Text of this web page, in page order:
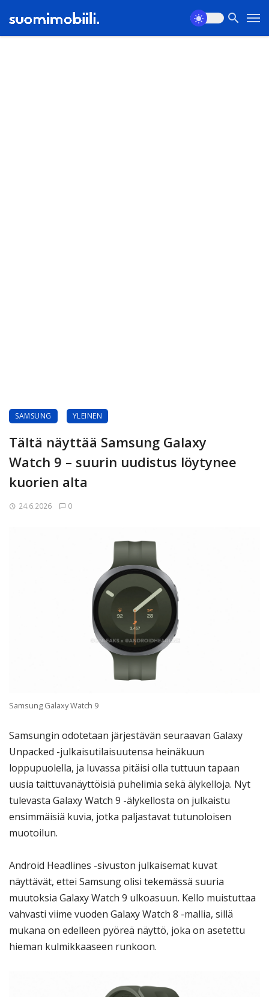
SAMSUNG YLEINEN
Tältä näyttää Samsung Galaxy
Watch 9 – suurin uudistus löytynee
kuorien alta
24.6.2026 0
Samsung Galaxy Watch 9
Samsungin odotetaan järjestävän seuraavan Galaxy
Unpacked -julkaisutilaisuutensa heinäkuun
loppupuolella, ja luvassa pitäisi olla tuttuun tapaan
uusia taittuvanäyttöisiä puhelimia sekä älykelloja. Nyt
tulevasta Galaxy Watch 9 -älykellosta on julkaistu
ensimmäisiä kuvia, jotka paljastavat tutunoloisen
muotoilun.
Android Headlines -sivuston julkaisemat kuvat
näyttävät, ettei Samsung olisi tekemässä suuria
muutoksia Galaxy Watch 9 ulkoasuun. Kello muistuttaa
vahvasti viime vuoden Galaxy Watch 8 -mallia, sillä
mukana on edelleen pyöreä näyttö, joka on asetettu
hieman kulmikkaaseen runkoon.